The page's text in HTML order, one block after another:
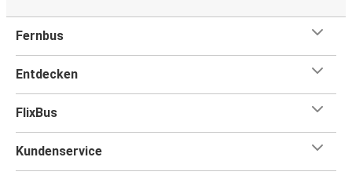
Fernbus
Entdecken
FlixBus
Kundenservice